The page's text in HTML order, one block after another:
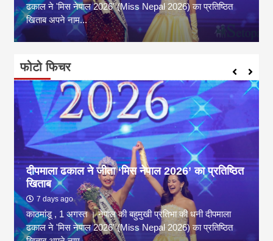
ढकाल ने 'मिस नेपाल 2026' (Miss Nepal 2026) का प्रतिष्ठित
खिताब अपने नाम...
फोटो फिचर
दीपमाला ढकाल ने जीता ‘मिस नेपाल 2026’ का प्रतिष्ठित
खिताब
7 days ago
काठमांडू , 1 अगस्त । नेपाल की बहुमुखी प्रतिभा की धनी दीपमाला
ढकाल ने 'मिस नेपाल 2026' (Miss Nepal 2026) का प्रतिष्ठित